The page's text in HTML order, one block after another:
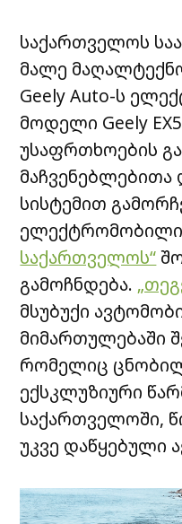
საქართველოს
მალე
Geely Auto-ს
მოდელი Geely
უსაფრთხოების
მაჩვენებლებითა
სისტემით
ელექტრომობილი
საქართველოს“
გამოჩნდება.
მსუბუქი
მიმართულებაში
რომელიც
ექსკლუზიური
საქართველოში,
უკვე დაწყებული